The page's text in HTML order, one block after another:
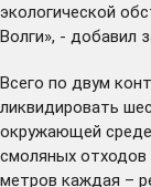
экологической
Волги», - добавил
Всего по двум
ликвидировать
окружающей
смоляных отходов
метров каждая –